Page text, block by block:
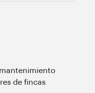
de fincas